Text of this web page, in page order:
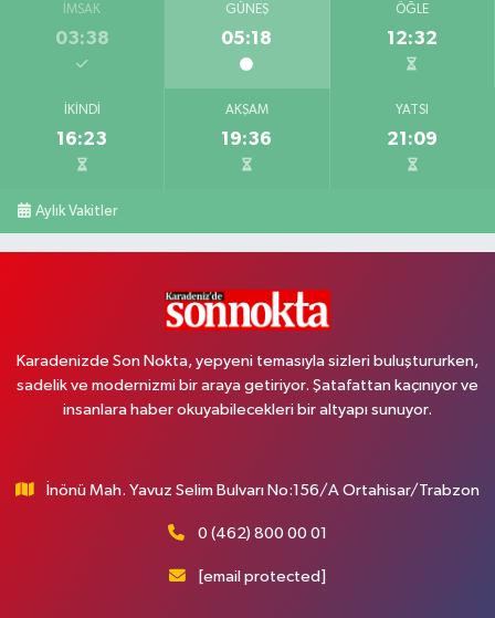
İMSAK
03:38
GÜNEŞ
05:18
ÖĞLE
12:32
İKINDI
16:23
AKŞAM
19:36
YATSI
21:09
Aylık Vakitler
Karadenizde Son Nokta, yepyeni temasıyla sizleri buluştururken,
sadelik ve modernizmi bir araya getiriyor. Şatafattan kaçınıyor ve
insanlara haber okuyabilecekleri bir altyapı sunuyor.
İnönü Mah. Yavuz Selim Bulvarı No:156/A Ortahisar/Trabzon
0 (462) 800 00 01
[email protected]